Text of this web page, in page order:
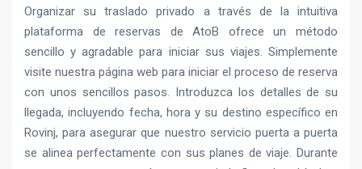
Organizar su traslado privado a través de la intuitiva
plataforma de reservas de AtoB ofrece un método
sencillo y agradable para iniciar sus viajes. Simplemente
visite nuestra página web para iniciar el proceso de reserva
con unos sencillos pasos. Introduzca los detalles de su
llegada, incluyendo fecha, hora y su destino específico en
Rovinj, para asegurar que nuestro servicio puerta a puerta
se alinea perfectamente con sus planes de viaje. Durante